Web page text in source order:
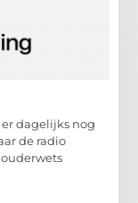
dagelijks nog
de radio